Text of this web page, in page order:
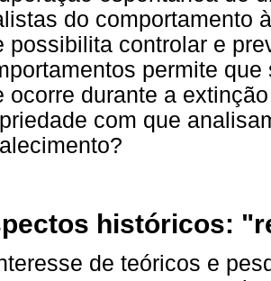
do comportamento
possibilita controlar e
permite
ocorre durante a
com que
históricos:
de teóricos e